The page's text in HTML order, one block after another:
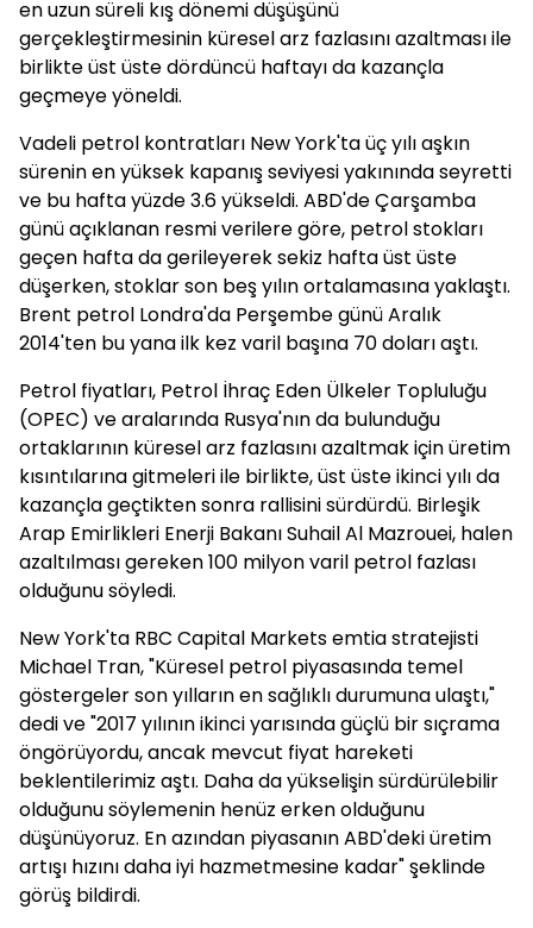
en uzun süreli kış dönemi düşüşünü
gerçekleştirmesinin küresel arz fazlasını azaltması ile
birlikte üst üste dördüncü haftayı da kazançla
geçmeye yöneldi.
Vadeli petrol kontratları New York'ta üç yılı aşkın
sürenin en yüksek kapanış seviyesi yakınında seyretti
ve bu hafta yüzde 3.6 yükseldi. ABD'de Çarşamba
günü açıklanan resmi verilere göre, petrol stokları
geçen hafta da gerileyerek sekiz hafta üst üste
düşerken, stoklar son beş yılın ortalamasına yaklaştı.
Brent petrol Londra'da Perşembe günü Aralık
2014'ten bu yana ilk kez varil başına 70 doları aştı.
Petrol fiyatları, Petrol İhraç Eden Ülkeler Topluluğu
(OPEC) ve aralarında Rusya'nın da bulunduğu
ortaklarının küresel arz fazlasını azaltmak için üretim
kısıntılarına gitmeleri ile birlikte, üst üste ikinci yılı da
kazançla geçtikten sonra rallisini sürdürdü. Birleşik
Arap Emirlikleri Enerji Bakanı Suhail Al Mazrouei, halen
azaltılması gereken 100 milyon varil petrol fazlası
olduğunu söyledi.
New York'ta RBC Capital Markets emtia stratejisti
Michael Tran, "Küresel petrol piyasasında temel
göstergeler son yılların en sağlıklı durumuna ulaştı,"
dedi ve "2017 yılının ikinci yarısında güçlü bir sıçrama
öngörüyordu, ancak mevcut fiyat hareketi
beklentilerimiz aştı. Daha da yükselişin sürdürülebilir
olduğunu söylemenin henüz erken olduğunu
düşünüyoruz. En azından piyasanın ABD'deki üretim
artışı hızını daha iyi hazmetmesine kadar" şeklinde
görüş bildirdi.